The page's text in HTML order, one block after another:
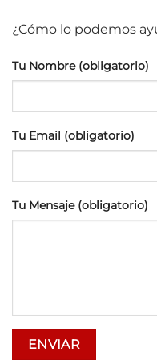
¿Cómo lo podemos
Tu Nombre (obligatorio)
Tu Email (obligatorio)
Tu Mensaje (obligatorio)